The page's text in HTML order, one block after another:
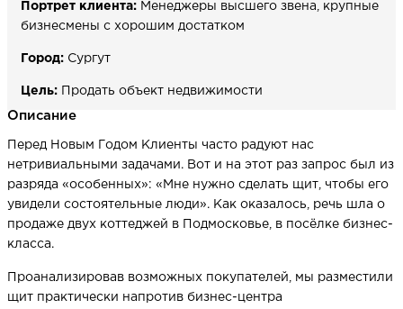
НАПИСАТЬ НАМ
Портрет клиента: Менеджеры высшего звена, крупные
бизнесмены с хорошим достатком
Город: Сургут
Цель: Продать объект недвижимости
Описание
Перед Новым Годом Клиенты часто радуют нас
нетривиальными задачами. Вот и на этот раз запрос был из
разряда «особенных»: «Мне нужно сделать щит, чтобы его
увидели состоятельные люди». Как оказалось, речь шла о
продаже двух коттеджей в Подмосковье, в посёлке бизнес-
класса.
Проанализировав возможных покупателей, мы разместили
щит практически напротив бизнес-центра